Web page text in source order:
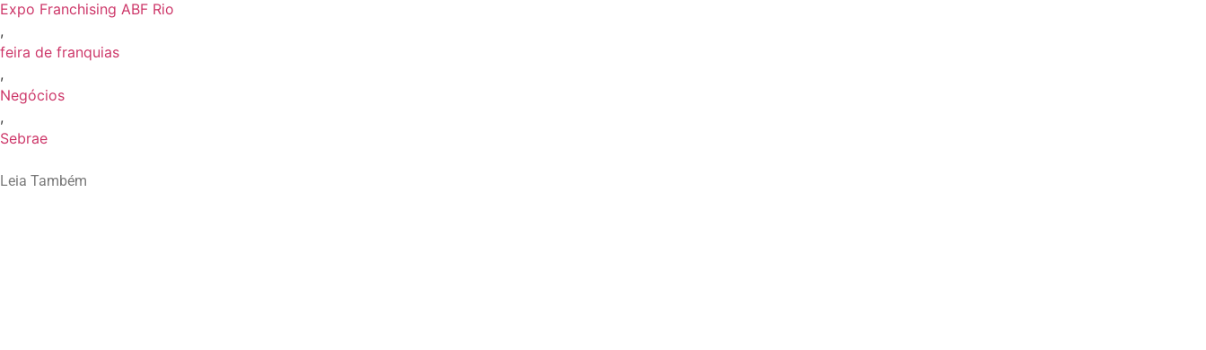
Expo Franchising ABF Rio
,
feira de franquias
,
Negócios
,
Sebrae
Leia Também